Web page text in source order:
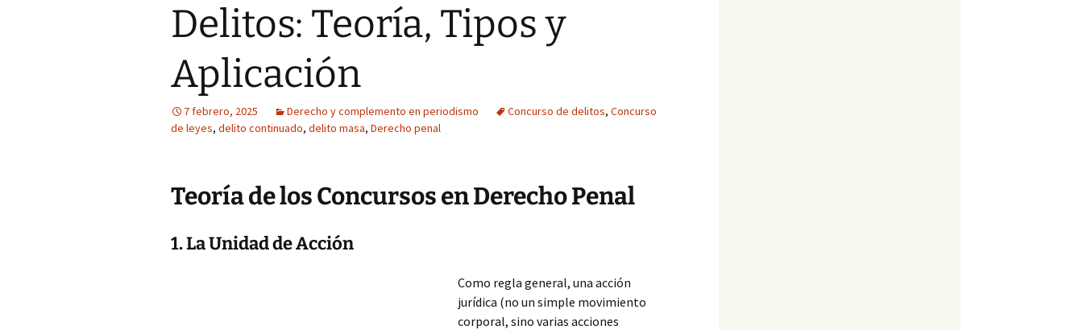
Delitos: Teoría, Tipos y
Aplicación
7 febrero, 2025 Derecho y complemento en periodismo Concurso de delitos, Concurso
de leyes, delito continuado, delito masa, Derecho penal
Teoría de los Concursos en Derecho Penal
1. La Unidad de Acción
Como regla general, una acción
jurídica (no un simple movimiento
corporal, sino varias acciones